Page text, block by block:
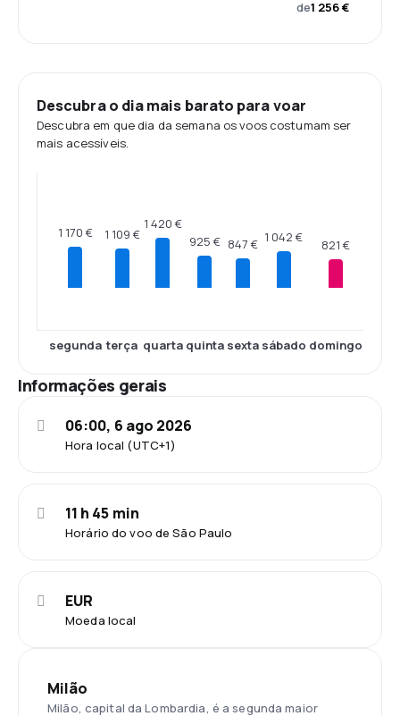
de1 256 €
Descubra o dia mais barato para voar
Descubra em que dia da semana os voos costumam ser
mais acessíveis.
1 170 €
segunda
1 109 €
terça
1 420 €
quarta
925 €
quinta
847 €
sexta
1 042 €
sábado
821 €
domingo
Informações gerais
Hora local (UTC+1)
06:00, 6 ago 2026
Horário do voo de São Paulo
11 h 45 min
Moeda local
EUR
Milão
Milão, capital da Lombardia, é a segunda maior